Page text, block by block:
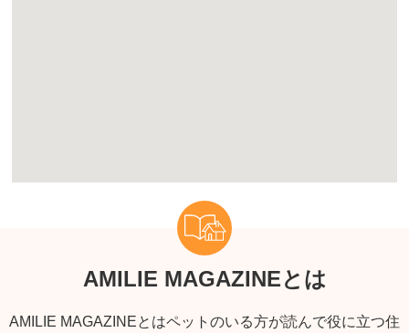
AMILIE MAGAZINEとは
AMILIE MAGAZINEとはペットのいる方が読んで役に立つ住